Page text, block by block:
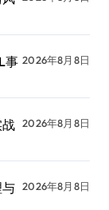
事 2026年8月8日
2026年8月8日
2026年8月8日